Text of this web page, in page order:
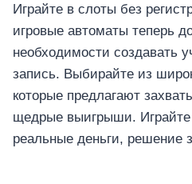
Играйте в слоты без
игровые автоматы теперь
необходимости создавать
запись. Выбирайте из
которые предлагают
щедрые выигрыши. Играйте
реальные деньги, решение